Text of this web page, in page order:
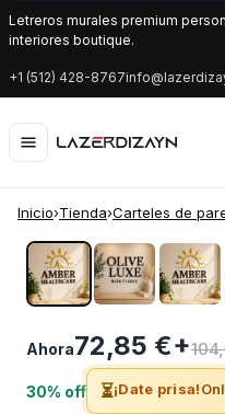
Letreros murales premium
interiores boutique.
+1 (512) 428-8767
Inicio›Tienda›Carteles de
‹
Ahora72,85 €+
30% off ⏳¡Date prisa!